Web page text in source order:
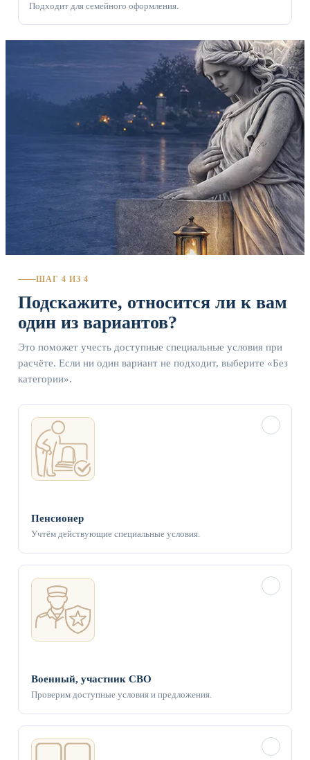
Подходит для семейного оформления.
ШАГ 4 ИЗ 4
Подскажите, относится ли к вам
один из вариантов?
Это поможет учесть доступные специальные условия при
расчёте. Если ни один вариант не подходит, выберите «Без
категории».
Пенсионер
Учтём действующие специальные условия.
Военный, участник СВО
Проверим доступные условия и предложения.